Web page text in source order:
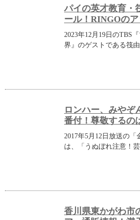
パイの英才教育・
ール！RINGOの
2023年12月19日のTBS
界』のゲストである筏
ロンハー、みやぞ
番付！尊敬するの
2017年5月12日放送の「
は、「うぬぼれ注意！
香川県東かがわ市